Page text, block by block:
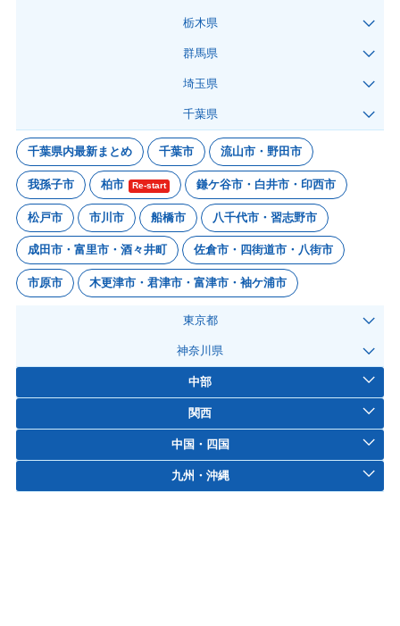
栃木県
群馬県
埼玉県
千葉県
千葉県内最新まとめ 千葉市 流山市・野田市
我孫子市 柏市 Re-start 鎌ケ谷市・白井市・印西市
松戸市 市川市 船橋市 八千代市・習志野市
成田市・富里市・酒々井町 佐倉市・四街道市・八街市
市原市 木更津市・君津市・富津市・袖ケ浦市
東京都
神奈川県
中部
関西
中国・四国
九州・沖縄